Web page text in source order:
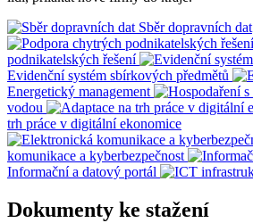
Sběr dopravních dat
podnikatelských řešení
Evidenční systém sbírkových předmětů
Energetický management
vodou
trh práce v digitální ekonomice
komunikace a kyberbezpečnost
Informační a datový portál
Dokumenty ke stažení